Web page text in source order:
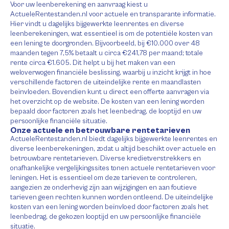
Voor uw leenberekening en aanvraag kiest u
ActueleRentestanden.nl voor actuele en transparante informatie.
Hier vindt u dagelijks bijgewerkte leenrentes en diverse
leenberekeningen, wat essentieel is om de potentiële kosten van
een lening te doorgronden. Bijvoorbeeld, bij €10.000 over 48
maanden tegen 7,5% betaalt u circa €241,78 per maand; totale
rente circa €1.605. Dit helpt u bij het maken van een
weloverwogen financiële beslissing, waarbij u inzicht krijgt in hoe
verschillende factoren de uiteindelijke rente en maandlasten
beïnvloeden. Bovendien kunt u direct een offerte aanvragen via
het overzicht op de website. De kosten van een lening worden
bepaald door factoren zoals het leenbedrag, de looptijd en uw
persoonlijke financiële situatie.
Onze actuele en betrouwbare rentetarieven
ActueleRentestanden.nl biedt dagelijks bijgewerkte leenrentes en
diverse leenberekeningen, zodat u altijd beschikt over actuele en
betrouwbare rentetarieven. Diverse kredietverstrekkers en
onafhankelijke vergelijkingssites tonen actuele rentetarieven voor
leningen. Het is essentieel om deze tarieven te controleren,
aangezien ze onderhevig zijn aan wijzigingen en aan foutieve
tarieven geen rechten kunnen worden ontleend. De uiteindelijke
kosten van een lening worden beïnvloed door factoren zoals het
leenbedrag, de gekozen looptijd en uw persoonlijke financiële
situatie.